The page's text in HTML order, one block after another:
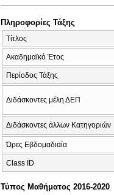
Πληροφορίες Τάξης
Τίτλος
Ακαδημαϊκό Έτος
Περίοδος Τάξης
Διδάσκοντες μέλη ΔΕΠ
Διδάσκοντες άλλων Κατηγοριών
Ώρες Εβδομαδιαία
Class ID
Τύπος Μαθήματος 2016-2020